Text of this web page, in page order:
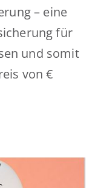
– eine
für
und somit
von €